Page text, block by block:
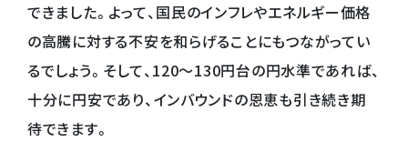
できました。よって、国民のインフレやエネルギー価格
の高騰に対する不安を和らげることにもつながってい
るでしょう。そして、120～130円台の円水準であれば、
十分に円安であり、インバウンドの恩恵も引き続き期
待できます。